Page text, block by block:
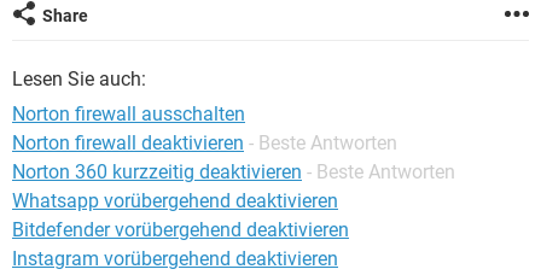
Share
Lesen Sie auch:
Norton firewall ausschalten
Norton firewall deaktivieren - Beste Antworten
Norton 360 kurzzeitig deaktivieren - Beste Antworten
Whatsapp vorübergehend deaktivieren
Bitdefender vorübergehend deaktivieren
Instagram vorübergehend deaktivieren